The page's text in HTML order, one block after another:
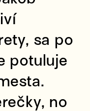
sa po
potuluje
no